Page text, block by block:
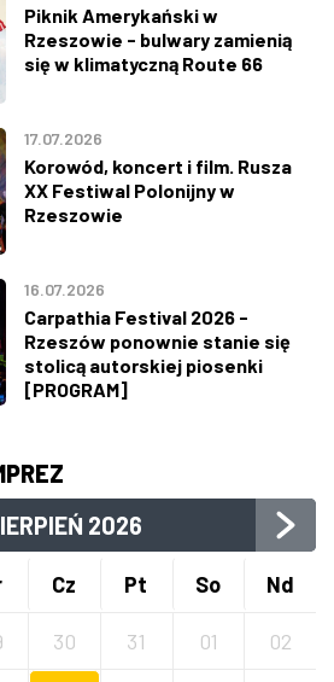
Piknik Amerykański w
Rzeszowie - bulwary zamienią
się w klimatyczną Route 66
17.07.2026
Korowód, koncert i film. Rusza
XX Festiwal Polonijny w
Rzeszowie
16.07.2026
Carpathia Festival 2026 -
Rzeszów ponownie stanie się
stolicą autorskiej piosenki
[PROGRAM]
2026
Cz Pt So Nd
30 31 01 02